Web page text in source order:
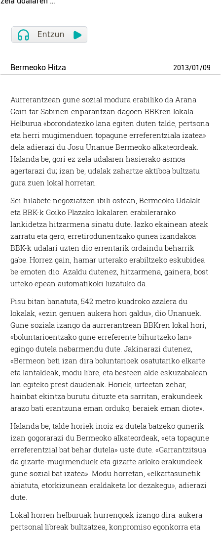
Bermeoko Hitza 2013/01/09
Aurrerantzean gune sozial modura erabiliko da Arana
Goiri tar Sabinen enparantzan dagoen BBKren lokala.
Helburua «borondatezko lana egiten duten talde, pertsona
eta herri mugimenduen topagune erreferentziala izatea»
dela adierazi du Josu Unanue Bermeoko alkateordeak.
Halanda be, gori ez zela udalaren hasierako asmoa
agertarazi du; izan be, udalak zahartze aktiboa bultzatu
gura zuen lokal horretan.
Sei hilabete negoziatzen ibili ostean, Bermeoko Udalak
eta BBK-k Goiko Plazako lokalaren erabilerarako
lankidetza hitzarmena sinatu dute. Iazko ekainean ateak
zarratu eta gero, erretirodunentzako gunea izandakoa
BBK-k udalari uzten dio errentarik ordaindu beharrik
gabe. Horrez gain, hamar urterako erabiltzeko eskubidea
be emoten dio. Azaldu dutenez, hitzarmena, gainera, bost
urteko epean automatikoki luzatuko da.
Pisu bitan banatuta, 542 metro kuadroko azalera du
lokalak, «ezin genuen aukera hori galdu», dio Unanuek.
Gune soziala izango da aurrerantzean BBKren lokal hori,
«boluntarioentzako gune erreferente bihurtzeko lan»
egingo dutela nabarmendu dute. Jakinarazi dutenez,
«Bermeon beti izan dira boluntarioek osatutariko elkarte
eta lantaldeak, modu libre, eta besteen alde eskuzabalean
lan egiteko prest daudenak. Horiek, urteetan zehar,
hainbat ekintza burutu dituzte eta sarritan, erakundeek
arazo bati erantzuna eman orduko, beraiek eman diote».
Halanda be, talde horiek inoiz ez dutela batzeko gunerik
izan gogorarazi du Bermeoko alkateordeak, «eta topagune
erreferentzial bat behar dutela» uste dute. «Garrantzitsua
da gizarte-mugimenduek eta gizarte arloko erakundeek
gune sozial bat izatea». Modu horretan, «elkartasunetik
abiatuta, etorkizunean eraldaketa lor dezakegu», adierazi
dute.
Lokal horren helburuak hurrengoak izango dira: aukera
pertsonal libreak bultzatzea, konpromiso egonkorra eta